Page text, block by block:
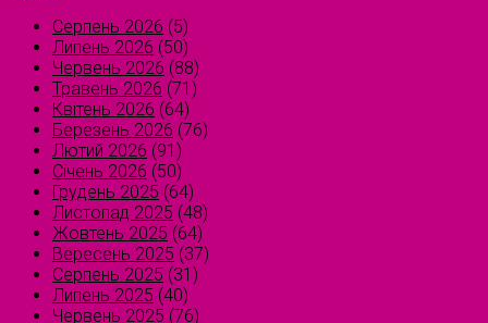
Серпень 2026 (5)
Липень 2026 (50)
Червень 2026 (88)
Травень 2026 (71)
Квітень 2026 (64)
Березень 2026 (76)
Лютий 2026 (91)
Січень 2026 (50)
Грудень 2025 (64)
Листопад 2025 (48)
Жовтень 2025 (64)
Вересень 2025 (37)
Серпень 2025 (31)
Липень 2025 (40)
Червень 2025 (76)